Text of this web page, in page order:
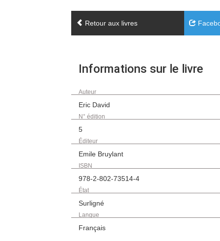
Retour aux livres
Informations sur le livre
Auteur
Eric David
N° édition
5
Éditeur
Emile Bruylant
ISBN
978-2-802-73514-4
État
Surligné
Langue
Français